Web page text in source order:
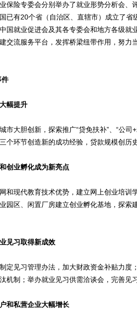
保险专委会分别举办了就业形势分析会、
已有20个省（自治区、直辖市）成立了省
国就业促进会及其各专委会和地方各级就
交流服务平台，发挥桥梁纽带作用，努力
件
幅提升
胆创新，探索推广“贷免扶补”、“公司+
个环节创造新的成功经验，贷款规模创历
创业孵化成为新亮点
现代教育技术优势，建立网上创业培训
园区、闲置厂房建立创业孵化基地，探索
见习取得新成效
见习管理办法，加大财政资金补贴力度
机制；举办就业见习供需洽谈会，完善见
和私营企业大幅增长